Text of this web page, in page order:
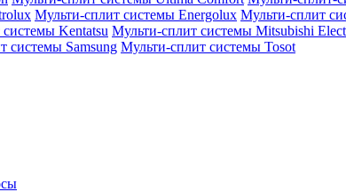
Мульти-сплит системы Energolux Мульти-сплит
Kentatsu Мульти-сплит системы Mitsubishi
системы Samsung Мульти-сплит системы Tosot